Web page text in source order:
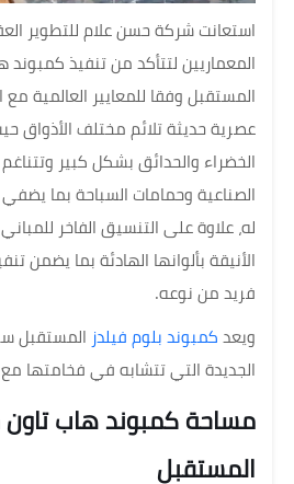
استعانت شركة حسن علام للتطوير
المعماريين لتتأكد من تنفيذ كمبوند
المستقبل وفقا للمعايير العالمية
عصرية حديثة تلائم مختلف الأذواق
الخضراء والحدائق بشكل كبير
الصناعية وحمامات السباحة بما
له، علاوة على التنسيق الفاخر
الأنيقة بألوانها الهادئة بما يضمن
فريد من نوعه.
ويعد كمبوند بلوم فيلدز
المستقبل
الجديدة التي تتشابه في فخامتها
مساحة كمبوند هاب تاون
المستقبل